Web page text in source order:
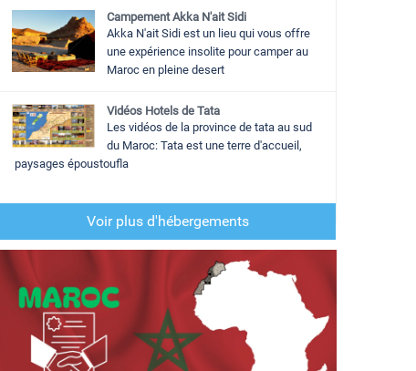
Campement Akka N'ait Sidi
Akka N'ait Sidi est un lieu qui vous offre
une expérience insolite pour camper au
Maroc en pleine desert
Vidéos Hotels de Tata
Les vidéos de la province de tata au sud
du Maroc: Tata est une terre d'accueil,
paysages époustoufla
Voir plus d'hébergements